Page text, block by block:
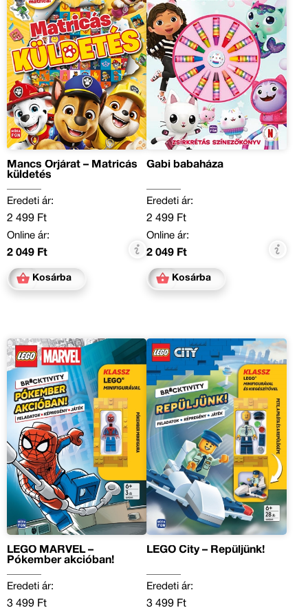
Mancs Őrjárat – Matricás
küldetés
Eredeti ár:
2 499 Ft
Online ár:
2 049 Ft
Kosárba
Gabi babaháza
Eredeti ár:
2 499 Ft
Online ár:
2 049 Ft
Kosárba
LEGO MARVEL –
Pókember akcióban!
Eredeti ár:
3 499 Ft
LEGO City – Repüljünk!
Eredeti ár:
3 499 Ft